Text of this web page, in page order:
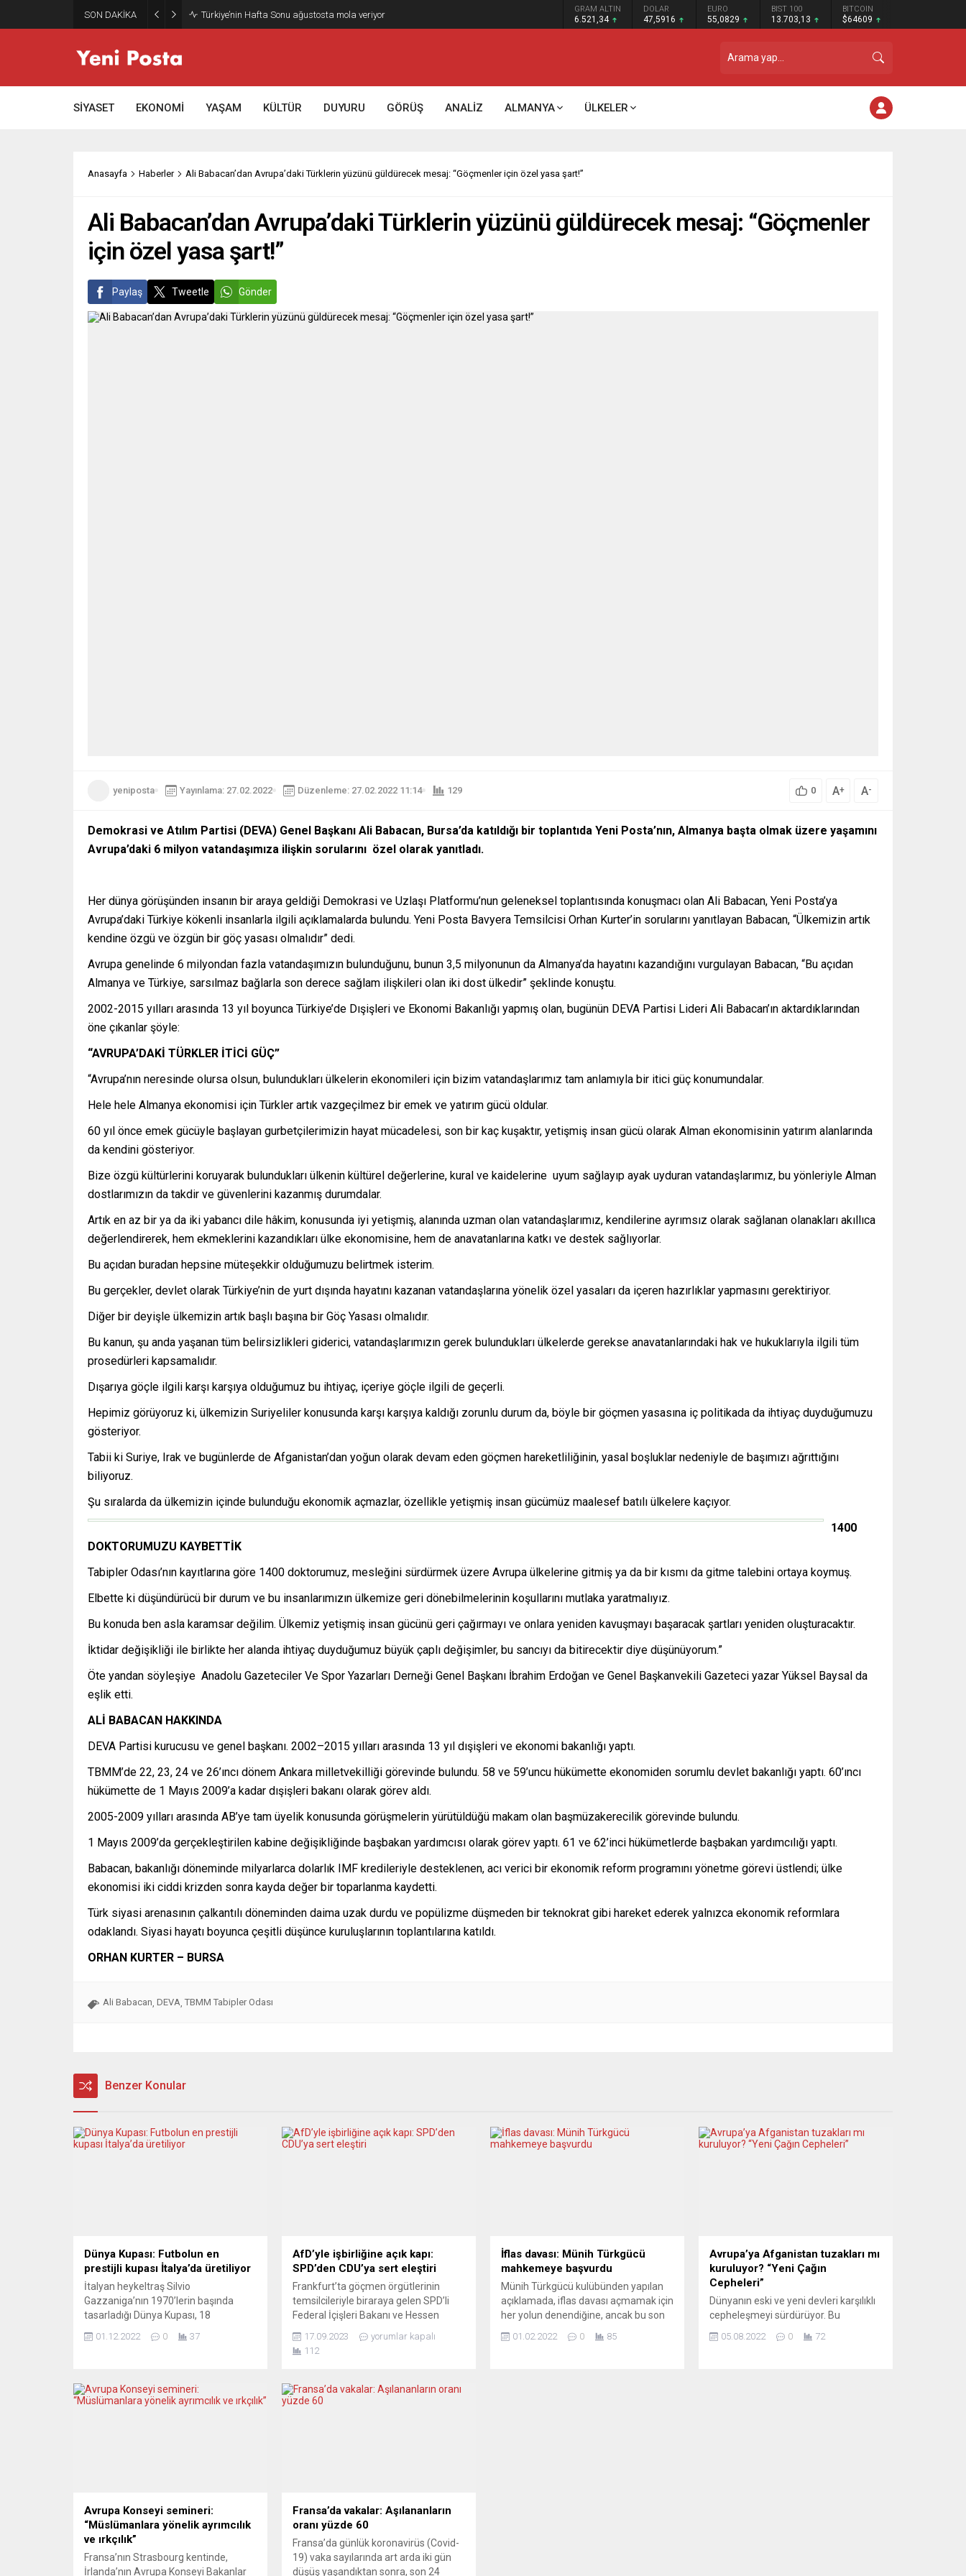
SON DAKİKA Gazze’nin geleceği: Teknokratik kontrol mü, kolonializm mi? GRAM ALTIN
6.521,34
DOLAR
47,5916
EURO
55,0829
BIST 100
13.703,13
BITCOIN
$64609
SİYASET EKONOMİ YAŞAM KÜLTÜR DUYURU GÖRÜŞ ANALİZ ALMANYA ÜLKELER
Anasayfa Haberler Ali Babacan’dan Avrupa’daki Türklerin yüzünü güldürecek mesaj: “Göçmenler için özel yasa şart!”
Ali Babacan’dan Avrupa’daki Türklerin yüzünü güldürecek mesaj: “Göçmenler
için özel yasa şart!”
Paylaş Tweetle Gönder
yeniposta Yayınlama: 27.02.2022 Düzenleme: 27.02.2022 11:14 129 0 A+ A-
Demokrasi ve Atılım Partisi (DEVA) Genel Başkanı Ali Babacan, Bursa’da katıldığı bir toplantıda Yeni Posta’nın, Almanya başta olmak üzere yaşamını
Avrupa’daki 6 milyon vatandaşımıza ilişkin sorularını özel olarak yanıtladı.
Her dünya görüşünden insanın bir araya geldiği Demokrasi ve Uzlaşı Platformu’nun geleneksel toplantısında konuşmacı olan Ali Babacan, Yeni Posta’ya
Avrupa’daki Türkiye kökenli insanlarla ilgili açıklamalarda bulundu. Yeni Posta Bavyera Temsilcisi Orhan Kurter’in sorularını yanıtlayan Babacan, “Ülkemizin artık
kendine özgü ve özgün bir göç yasası olmalıdır” dedi.
Avrupa genelinde 6 milyondan fazla vatandaşımızın bulunduğunu, bunun 3,5 milyonunun da Almanya’da hayatını kazandığını vurgulayan Babacan, “Bu açıdan
Almanya ve Türkiye, sarsılmaz bağlarla son derece sağlam ilişkileri olan iki dost ülkedir” şeklinde konuştu.
2002-2015 yılları arasında 13 yıl boyunca Türkiye’de Dışişleri ve Ekonomi Bakanlığı yapmış olan, bugünün DEVA Partisi Lideri Ali Babacan’ın aktardıklarından
öne çıkanlar şöyle:
“AVRUPA’DAKİ TÜRKLER İTİCİ GÜÇ”
“Avrupa’nın neresinde olursa olsun, bulundukları ülkelerin ekonomileri için bizim vatandaşlarımız tam anlamıyla bir itici güç konumundalar.
Hele hele Almanya ekonomisi için Türkler artık vazgeçilmez bir emek ve yatırım gücü oldular.
60 yıl önce emek gücüyle başlayan gurbetçilerimizin hayat mücadelesi, son bir kaç kuşaktır, yetişmiş insan gücü olarak Alman ekonomisinin yatırım alanlarında
da kendini gösteriyor.
Bize özgü kültürlerini koruyarak bulundukları ülkenin kültürel değerlerine, kural ve kaidelerine uyum sağlayıp ayak uyduran vatandaşlarımız, bu yönleriyle Alman
dostlarımızın da takdir ve güvenlerini kazanmış durumdalar.
Artık en az bir ya da iki yabancı dile hâkim, konusunda iyi yetişmiş, alanında uzman olan vatandaşlarımız, kendilerine ayrımsız olarak sağlanan olanakları akıllıca
değerlendirerek, hem ekmeklerini kazandıkları ülke ekonomisine, hem de anavatanlarına katkı ve destek sağlıyorlar.
Bu açıdan buradan hepsine müteşekkir olduğumuzu belirtmek isterim.
Bu gerçekler, devlet olarak Türkiye’nin de yurt dışında hayatını kazanan vatandaşlarına yönelik özel yasaları da içeren hazırlıklar yapmasını gerektiriyor.
Diğer bir deyişle ülkemizin artık başlı başına bir Göç Yasası olmalıdır.
Bu kanun, şu anda yaşanan tüm belirsizlikleri giderici, vatandaşlarımızın gerek bulundukları ülkelerde gerekse anavatanlarındaki hak ve hukuklarıyla ilgili tüm
prosedürleri kapsamalıdır.
Dışarıya göçle ilgili karşı karşıya olduğumuz bu ihtiyaç, içeriye göçle ilgili de geçerli.
Hepimiz görüyoruz ki, ülkemizin Suriyeliler konusunda karşı karşıya kaldığı zorunlu durum da, böyle bir göçmen yasasına iç politikada da ihtiyaç duyduğumuzu
gösteriyor.
Tabii ki Suriye, Irak ve bugünlerde de Afganistan’dan yoğun olarak devam eden göçmen hareketliliğinin, yasal boşluklar nedeniyle de başımızı ağrıttığını
biliyoruz.
Şu sıralarda da ülkemizin içinde bulunduğu ekonomik açmazlar, özellikle yetişmiş insan gücümüz maalesef batılı ülkelere kaçıyor.
1400
DOKTORUMUZU KAYBETTİK
Tabipler Odası’nın kayıtlarına göre 1400 doktorumuz, mesleğini sürdürmek üzere Avrupa ülkelerine gitmiş ya da bir kısmı da gitme talebini ortaya koymuş.
Elbette ki düşündürücü bir durum ve bu insanlarımızın ülkemize geri dönebilmelerinin koşullarını mutlaka yaratmalıyız.
Bu konuda ben asla karamsar değilim. Ülkemiz yetişmiş insan gücünü geri çağırmayı ve onlara yeniden kavuşmayı başaracak şartları yeniden oluşturacaktır.
İktidar değişikliği ile birlikte her alanda ihtiyaç duyduğumuz büyük çaplı değişimler, bu sancıyı da bitirecektir diye düşünüyorum.”
Öte yandan söyleşiye Anadolu Gazeteciler Ve Spor Yazarları Derneği Genel Başkanı İbrahim Erdoğan ve Genel Başkanvekili Gazeteci yazar Yüksel Baysal da
eşlik etti.
ALİ BABACAN HAKKINDA
DEVA Partisi kurucusu ve genel başkanı. 2002–2015 yılları arasında 13 yıl dışişleri ve ekonomi bakanlığı yaptı.
TBMM’de 22, 23, 24 ve 26’ıncı dönem Ankara milletvekilliği görevinde bulundu. 58 ve 59’uncu hükümette ekonomiden sorumlu devlet bakanlığı yaptı. 60’ıncı
hükümette de 1 Mayıs 2009’a kadar dışişleri bakanı olarak görev aldı.
2005-2009 yılları arasında AB’ye tam üyelik konusunda görüşmelerin yürütüldüğü makam olan başmüzakerecilik görevinde bulundu.
1 Mayıs 2009’da gerçekleştirilen kabine değişikliğinde başbakan yardımcısı olarak görev yaptı. 61 ve 62’inci hükümetlerde başbakan yardımcılığı yaptı.
Babacan, bakanlığı döneminde milyarlarca dolarlık IMF kredileriyle desteklenen, acı verici bir ekonomik reform programını yönetme görevi üstlendi; ülke
ekonomisi iki ciddi krizden sonra kayda değer bir toparlanma kaydetti.
Türk siyasi arenasının çalkantılı döneminden daima uzak durdu ve popülizme düşmeden bir teknokrat gibi hareket ederek yalnızca ekonomik reformlara
odaklandı. Siyasi hayatı boyunca çeşitli düşünce kuruluşlarının toplantılarına katıldı.
ORHAN KURTER – BURSA
Ali Babacan DEVA TBMM Tabipler Odası
Benzer Konular
Dünya Kupası: Futbolun en
prestijli kupası İtalya’da üretiliyor
İtalyan heykeltraş Silvio
Gazzaniga’nın 1970’lerin başında
tasarladığı Dünya Kupası, 18
kaptanının ellerinde yükselecek
Kupası’nı kazanan takıma seremonide
verilen ikonik kupa ve kopyaları
01.12.2022 0 37
AfD’yle işbirliğine açık kapı:
SPD’den CDU’ya sert eleştiri
Frankfurt’ta göçmen örgütlerinin
temsilcileriyle biraraya gelen SPD’li
Federal İçişleri Bakanı ve Hessen
ırkçılık ve sağ terörün Almanya için en
büyük tehlike olduğunu vurguladı,
duyduğu“nu söyledi… Federal
Almanya’nın İçişleri Bakanı ve aynı
17.09.2023
yorumlar kapalı
112
İflas davası: Münih Türkgücü
mahkemeye başvurdu
Münih Türkgücü kulübünden yapılan
açıklamada, iflas davası açmamak için
her yolun denendiğine, ancak bu son
çekildi. Federal Almanya 3. Futbol
01.02.2022 0 85
Avrupa’ya Afganistan tuzakları mı
kuruluyor? “Yeni Çağın
Cepheleri”
Dünyanın eski ve yeni devleri karşılıklı
cepheleşmeyi sürdürüyor. Bu
doğru ilerlemesi ayrıca dikkat çekiyor.
05.08.2022 0 72
Avrupa Konseyi semineri:
“Müslümanlara yönelik ayrımcılık
ve ırkçılık”
Fransa’nın Strasbourg kentinde,
İrlanda’nın Avrupa Konseyi Bakanlar
Fransa’da vakalar: Aşılananların
oranı yüzde 60
Fransa’da günlük koronavirüs (Covid-
19) vaka sayılarında art arda iki gün
düşüş yaşandıktan sonra, son 24